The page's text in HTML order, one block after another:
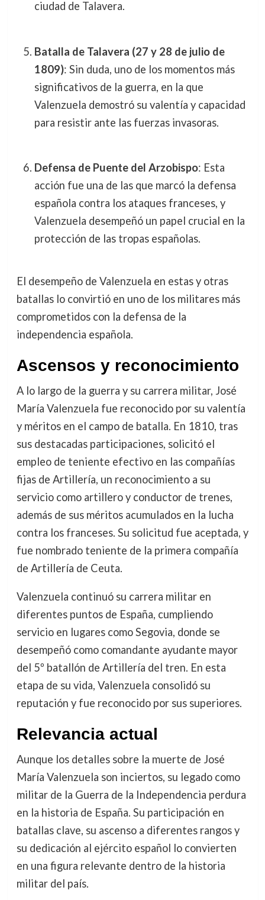
ciudad de Talavera.
Batalla de Talavera (27 y 28 de julio de
1809): Sin duda, uno de los momentos más
significativos de la guerra, en la que
Valenzuela demostró su valentía y capacidad
para resistir ante las fuerzas invasoras.
Defensa de Puente del Arzobispo: Esta
acción fue una de las que marcó la defensa
española contra los ataques franceses, y
Valenzuela desempeñó un papel crucial en la
protección de las tropas españolas.
El desempeño de Valenzuela en estas y otras
batallas lo convirtió en uno de los militares más
comprometidos con la defensa de la
independencia española.
Ascensos y reconocimiento
A lo largo de la guerra y su carrera militar, José
María Valenzuela fue reconocido por su valentía
y méritos en el campo de batalla. En 1810, tras
sus destacadas participaciones, solicitó el
empleo de teniente efectivo en las compañías
fijas de Artillería, un reconocimiento a su
servicio como artillero y conductor de trenes,
además de sus méritos acumulados en la lucha
contra los franceses. Su solicitud fue aceptada, y
fue nombrado teniente de la primera compañía
de Artillería de Ceuta.
Valenzuela continuó su carrera militar en
diferentes puntos de España, cumpliendo
servicio en lugares como Segovia, donde se
desempeñó como comandante ayudante mayor
del 5º batallón de Artillería del tren. En esta
etapa de su vida, Valenzuela consolidó su
reputación y fue reconocido por sus superiores.
Relevancia actual
Aunque los detalles sobre la muerte de José
María Valenzuela son inciertos, su legado como
militar de la Guerra de la Independencia perdura
en la historia de España. Su participación en
batallas clave, su ascenso a diferentes rangos y
su dedicación al ejército español lo convierten
en una figura relevante dentro de la historia
militar del país.